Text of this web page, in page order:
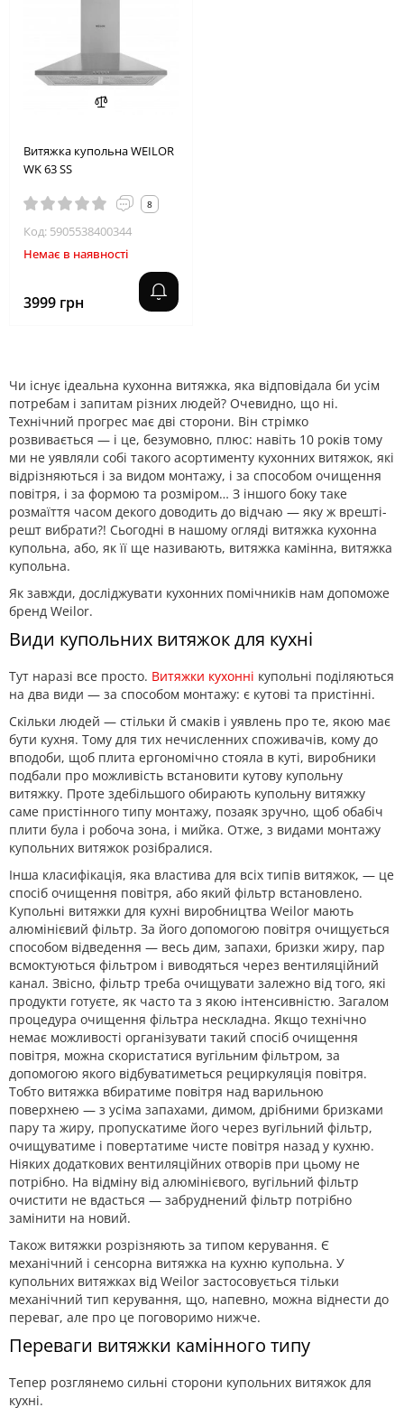
Витяжка купольна WEILOR
WK 63 SS
8
Код: 5905538400344
Немає в наявності
3999 грн
Чи існує ідеальна кухонна витяжка, яка відповідала би усім
потребам і запитам різних людей? Очевидно, що ні.
Технічний прогрес має дві сторони. Він стрімко
розвивається — і це, безумовно, плюс: навіть 10 років тому
ми не уявляли собі такого асортименту кухонних витяжок, які
відрізняються і за видом монтажу, і за способом очищення
повітря, і за формою та розміром… З іншого боку таке
розмаїття часом декого доводить до відчаю — яку ж врешті-
решт вибрати?! Сьогодні в нашому огляді витяжка кухонна
купольна, або, як її ще називають, витяжка камінна, витяжка
купольна.
Як завжди, досліджувати кухонних помічників нам допоможе
бренд Weilor.
Види купольних витяжок для кухні
Тут наразі все просто. Витяжки кухонні купольні поділяються
на два види — за способом монтажу: є кутові та пристінні.
Скільки людей — стільки й смаків і уявлень про те, якою має
бути кухня. Тому для тих нечисленних споживачів, кому до
вподоби, щоб плита ергономічно стояла в куті, виробники
подбали про можливість встановити кутову купольну
витяжку. Проте здебільшого обирають купольну витяжку
саме пристінного типу монтажу, позаяк зручно, щоб обабіч
плити була і робоча зона, і мийка. Отже, з видами монтажу
купольних витяжок розібралися.
Інша класифікація, яка властива для всіх типів витяжок, — це
спосіб очищення повітря, або який фільтр встановлено.
Купольні витяжки для кухні виробництва Weilor мають
алюмінієвий фільтр. За його допомогою повітря очищується
способом відведення — весь дим, запахи, бризки жиру, пар
всмоктуються фільтром і виводяться через вентиляційний
канал. Звісно, фільтр треба очищувати залежно від того, які
продукти готуєте, як часто та з якою інтенсивністю. Загалом
процедура очищення фільтра нескладна. Якщо технічно
немає можливості організувати такий спосіб очищення
повітря, можна скористатися вугільним фільтром, за
допомогою якого відбуватиметься рециркуляція повітря.
Тобто витяжка вбиратиме повітря над варильною
поверхнею — з усіма запахами, димом, дрібними бризками
пару та жиру, пропускатиме його через вугільний фільтр,
очищуватиме і повертатиме чисте повітря назад у кухню.
Ніяких додаткових вентиляційних отворів при цьому не
потрібно. На відміну від алюмінієвого, вугільний фільтр
очистити не вдасться — забруднений фільтр потрібно
замінити на новий.
Також витяжки розрізняють за типом керування. Є
механічний і сенсорна витяжка на кухню купольна. У
купольних витяжках від Weilor застосовується тільки
механічний тип керування, що, напевно, можна віднести до
переваг, але про це поговоримо нижче.
Переваги витяжки камінного типу
Тепер розглянемо сильні сторони купольних витяжок для
кухні.